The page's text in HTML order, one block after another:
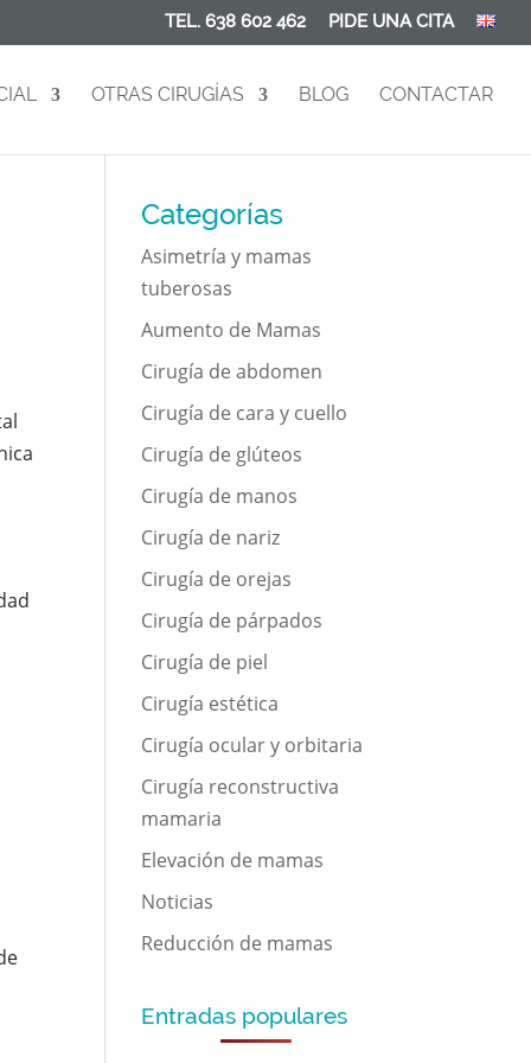
TEL. 638 602 462 PIDE UNA CITA
OTRAS CIRUGÍAS BLOG CONTACTAR
Categorías
Asimetría y mamas
tuberosas
Aumento de Mamas
Cirugía de abdomen
Cirugía de cara y cuello
Cirugía de glúteos
Cirugía de manos
Cirugía de nariz
Cirugía de orejas
Cirugía de párpados
Cirugía de piel
Cirugía estética
Cirugía ocular y orbitaria
Cirugía reconstructiva
mamaria
Elevación de mamas
Noticias
Reducción de mamas
Entradas populares